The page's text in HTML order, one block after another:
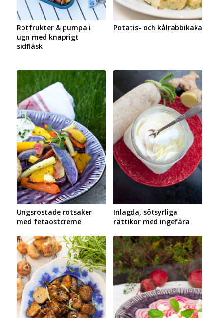
Rotfrukter & pumpa i
ugn med knaprigt
sidfläsk
Potatis- och kålrabbikaka
Ungsrostade rotsaker
med fetaostcreme
Inlagda, sötsyrliga
rättikor med ingefära